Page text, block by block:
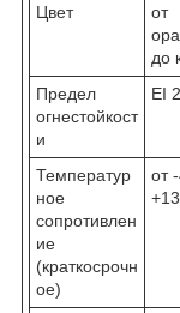
Цвет
от
до
Предел
огнестойкост
и
EI
Температур
ное
сопротивлен
ие
(краткосрочн
ое)
от